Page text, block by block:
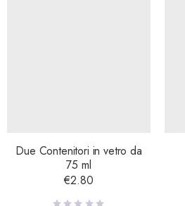
Due Contenitori in vetro da
75 ml
€2.80